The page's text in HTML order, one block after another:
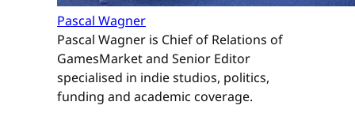
Pascal Wagner
Pascal Wagner is Chief of Relations of
GamesMarket and Senior Editor
specialised in indie studios, politics,
funding and academic coverage.